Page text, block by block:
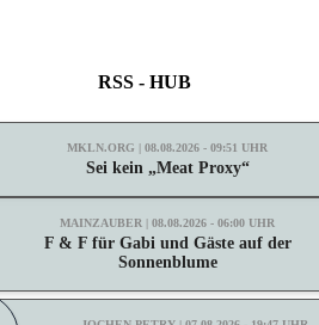
RSS - HUB
MKLN.ORG | 08.08.2026 - 09:51 UHR
Sei kein „Meat Proxy“
MAINZAUBER | 08.08.2026 - 06:00 UHR
F & F für Gabi und Gäste auf der
Sonnenblume